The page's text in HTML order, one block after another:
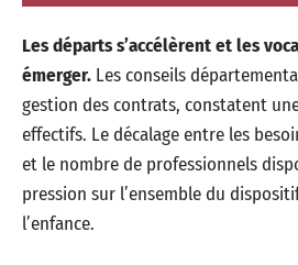
Les départs s’accélèrent et les
émerger. Les conseils
gestion des contrats, constatent
effectifs. Le décalage entre les
et le nombre de professionnels
pression sur l’ensemble du
l’enfance.